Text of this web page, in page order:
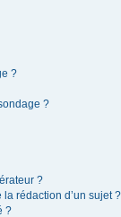
?
?
?
rédaction d’un sujet ?
?